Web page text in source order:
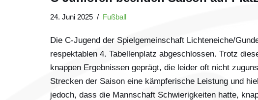
24. Juni 2025 Fußball
Die C-Jugend der Spielgemeinschaft Lichteneiche/
respektablen 4. Tabellenplatz abgeschlossen. Trotz
knappen Ergebnissen geprägt, die leider oft nicht
Strecken der Saison eine kämpferische Leistung und
jedoch, dass die Mannschaft Schwierigkeiten hatte,